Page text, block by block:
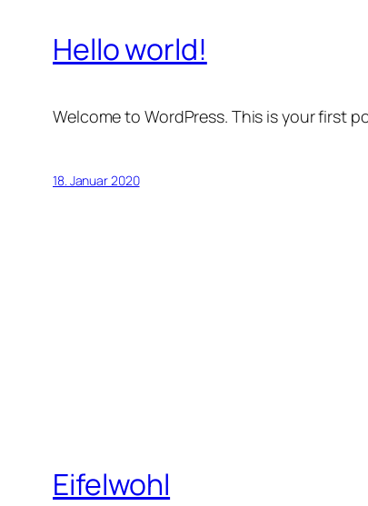
Hello world!
Welcome to WordPress. This is your first
18. Januar 2020
Eifelwohl